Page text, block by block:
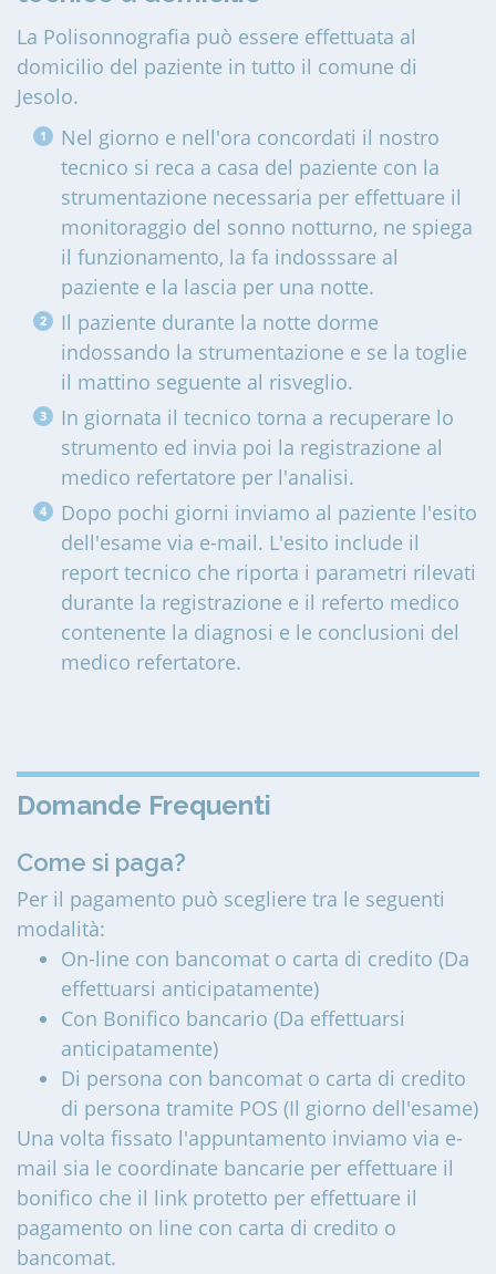
La Polisonnografia può essere effettuata al
domicilio del paziente in tutto il comune di
Jesolo.
Nel giorno e nell'ora concordati il nostro
tecnico si reca a casa del paziente con la
strumentazione necessaria per effettuare il
monitoraggio del sonno notturno, ne spiega
il funzionamento, la fa indosssare al
paziente e la lascia per una notte.
Il paziente durante la notte dorme
indossando la strumentazione e se la toglie
il mattino seguente al risveglio.
In giornata il tecnico torna a recuperare lo
strumento ed invia poi la registrazione al
medico refertatore per l'analisi.
Dopo pochi giorni inviamo al paziente l'esito
dell'esame via e-mail. L'esito include il
report tecnico che riporta i parametri rilevati
durante la registrazione e il referto medico
contenente la diagnosi e le conclusioni del
medico refertatore.
Domande Frequenti
Come si paga?
Per il pagamento può scegliere tra le seguenti
modalità:
On-line con bancomat o carta di credito (Da
effettuarsi anticipatamente)
Con Bonifico bancario (Da effettuarsi
anticipatamente)
Di persona con bancomat o carta di credito
di persona tramite POS (Il giorno dell'esame)
Una volta fissato l'appuntamento inviamo via e-
mail sia le coordinate bancarie per effettuare il
bonifico che il link protetto per effettuare il
pagamento on line con carta di credito o
bancomat.